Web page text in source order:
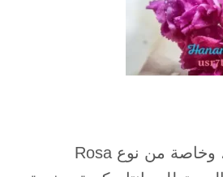
زيت الورد هو زيت عطري ثمين يُستخرج من بتلات الورود الطبيعية، وخاصة من نوع Rosa